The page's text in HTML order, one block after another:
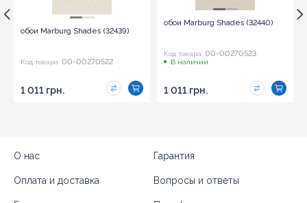
обои Marburg Shades (32439)
Код товара: 00-00270522
1 011 грн.
обои Marburg Shades (32440)
Код товара: 00-00270523
В наличии
1 011 грн.
О нас Гарантия
Оплата и доставка Вопросы и ответы